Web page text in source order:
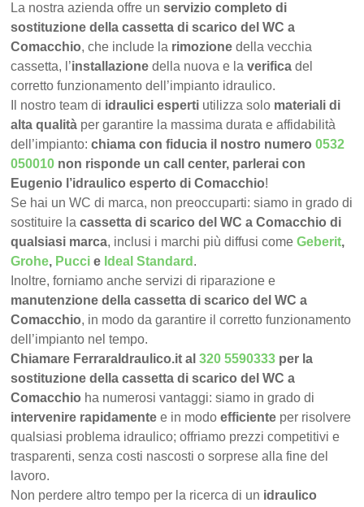
La nostra azienda offre unservizio completo di
sostituzione della cassetta di scarico del WC a
Comacchio, che include la rimozione della vecchia
cassetta, l’installazione della nuova e laverifica del
corretto funzionamento dell’impianto idraulico.
Il nostro team di idraulici esperti utilizza solo materiali di
alta qualità per garantire la massima durata e affidabilità
dell’impianto:chiama con fiducia il nostro numero0532
050010 non risponde un call center, parlerai con
Eugenio l’idraulico esperto di Comacchio!
Se hai un WC di marca, non preoccuparti: siamo in grado di
sostituire lacassetta di scarico del WC a Comacchio di
qualsiasi marca, inclusi i marchi più diffusi comeGeberit,
Grohe, Pucci e Ideal Standard .
Inoltre, forniamo anche servizi di riparazione e
manutenzione della cassetta di scarico del WC a
Comacchio, in modo da garantire il corretto funzionamento
dell’impianto nel tempo.
Chiamare FerraraIdraulico.it al320 5590333 per la
sostituzione della cassetta di scarico del WC a
Comacchio ha numerosi vantaggi: siamo in grado di
intervenire rapidamente e in modoefficiente per risolvere
qualsiasi problema idraulico; offriamo prezzi competitivi e
trasparenti, senza costi nascosti o sorprese alla fine del
lavoro.
Non perdere altro tempo per la ricerca di un idraulico